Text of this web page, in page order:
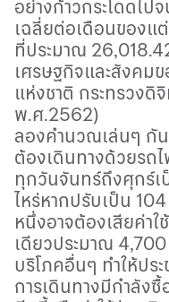
อย่างก้าวกระโดดไป
เฉลี่ยต่อเดือนของแ
ที่ประมาณ
เศรษฐกิจและสังคม
แห่งชาติ กระทรวงดิ
พ.ศ.2562)
ลองคำนวณเล่นๆ กั
ต้องเดินทางด้วยรถ
ทุกวันจันทร์ถึงศุกร์เป็
ไหร่หากปรับเป็น 104
หนึ่งอาจต้องเสียค่าใ
เดียวประมาณ 4,700
บริโภคอื่นๆ ทำให้ปร
การเดินทางมีกำลัง